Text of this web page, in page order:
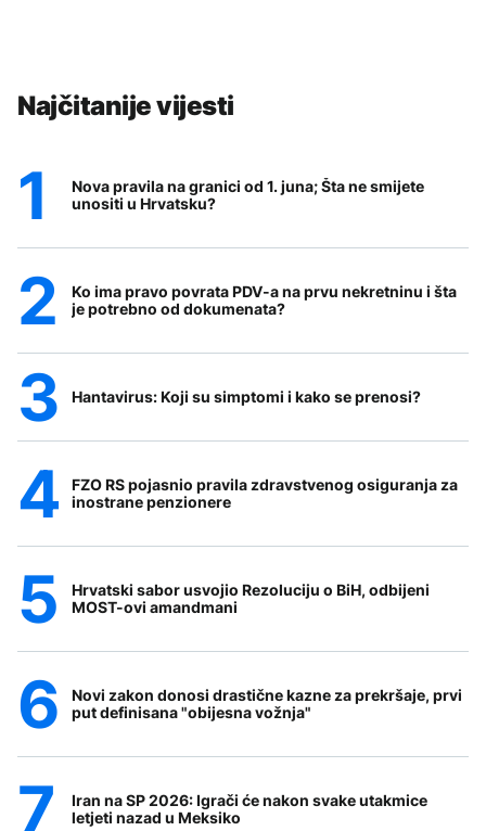
Najčitanije vijesti
Nova pravila na granici od 1. juna; Šta ne smijete
unositi u Hrvatsku?
Ko ima pravo povrata PDV-a na prvu nekretninu i šta
je potrebno od dokumenata?
Hantavirus: Koji su simptomi i kako se prenosi?
FZO RS pojasnio pravila zdravstvenog osiguranja za
inostrane penzionere
Hrvatski sabor usvojio Rezoluciju o BiH, odbijeni
MOST-ovi amandmani
Novi zakon donosi drastične kazne za prekršaje, prvi
put definisana "obijesna vožnja"
Iran na SP 2026: Igrači će nakon svake utakmice
letjeti nazad u Meksiko